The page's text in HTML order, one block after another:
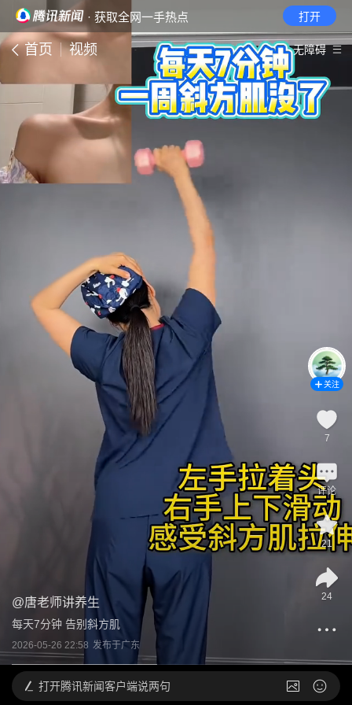
· 获取全网一手热点 打开
首页 视频 无障碍
@唐老师讲养生
每天7分钟 告别斜方肌
2026-05-26 22:58 发布于广东
关注
7
评论
21
24
打开腾讯新闻客户端说两句